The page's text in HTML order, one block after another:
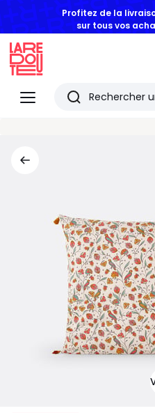
Profitez de la
sur tous vos
Menu
Redoute
Rechercher